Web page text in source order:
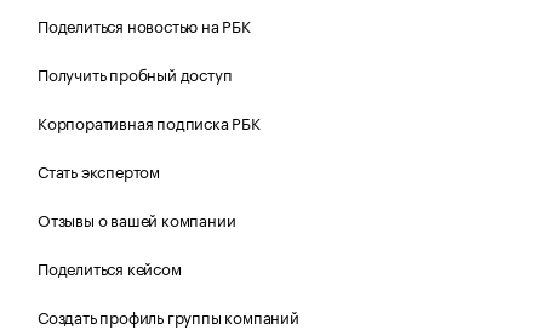
Поделиться новостью на РБК
Получить пробный доступ
Корпоративная подписка РБК
Стать экспертом
Отзывы о вашей компании
Поделиться кейсом
Создать профиль группы компаний